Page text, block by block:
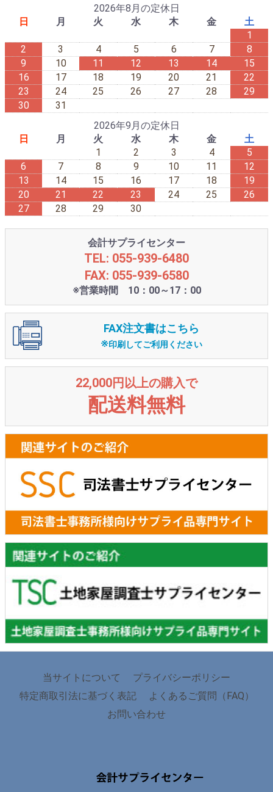
2026年8月の定休日
日
月 火 水 木 金
土
1
2
3 4 5 6 7
8
9
10 11 12 13 14
15
16
17 18 19 20 21
22
23
24 25 26 27 28
29
30
31
2026年9月の定休日
日
月 火 水 木 金
土
1
2 3 4
5
6
7 8 9 10 11
12
13
14 15 16 17 18
19
20
21 22 23 24 25
26
27
28 29 30
会計サプライセンター
TEL: 055-939-6480
FAX: 055-939-6580
※営業時間 10：00～17：00
FAX注文書はこちら
※印刷してご利用ください
22,000円以上の購入で
配送料無料
当サイトについて
プライバシーポリシー
特定商取引法に基づく表記
よくあるご質問（FAQ）
お問い合わせ